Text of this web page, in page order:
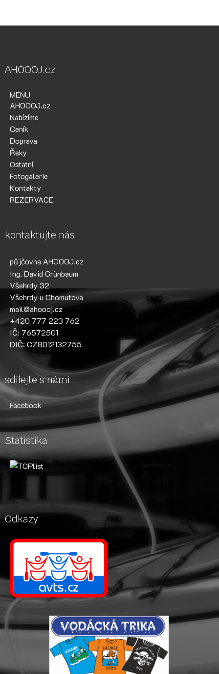
AHOOOJ.cz
MENU
AHOOOJ.cz
Nabízíme
Ceník
Doprava
Řeky
Ostatní
Fotogalerie
Kontakty
REZERVACE
kontaktujte nás
půjčovna AHOOOJ.cz
Ing. David Grünbaum
Všehrdy 32
Všehrdy u Chomutova
mail@ahoooj.cz
+420 777 223 762
IČ: 76572501
DIČ: CZ8012132755
sdílejte s námi
Facebook
Statistika
Odkazy